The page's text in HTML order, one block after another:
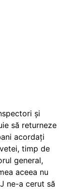
și
să returneze
acordați
timp de
general,
aceea nu
ne-a cerut să